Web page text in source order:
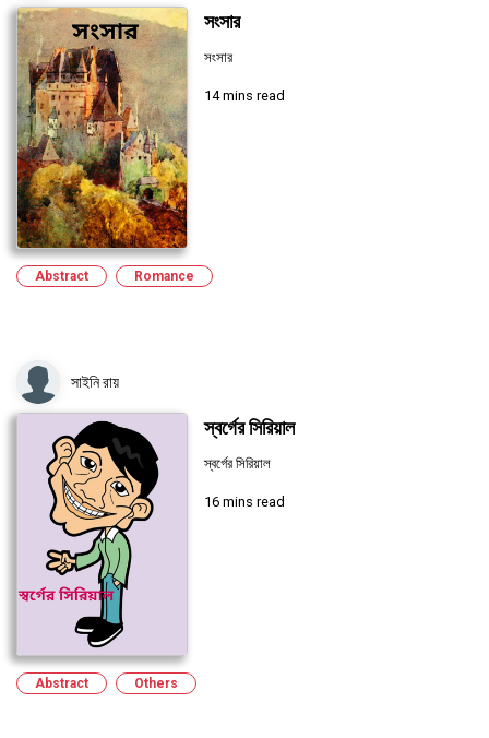
সংসার
সংসার
14 mins read
Abstract Romance
সাইনি রায়
স্বর্গের সিরিয়াল
স্বর্গের সিরিয়াল
16 mins read
Abstract Others